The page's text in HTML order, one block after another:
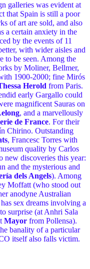
galleries was evident at
that Spain is still a poor
of art are sold, and also
a certain anxiety in the
by the events of 11
with wider aisles and
to be seen. Among the
by Moliner, Bellmer,
1900-2000; fine Mirós
Herold from Paris.
early Gargallo could
magnificent Sauras on
, and a marvellously
de France. For their
Chirino. Outstanding
, Francesc Torres with
quality by Carlos
new discoveries this year:
and the mysterious and
dels Angels). Among
Moffatt (who stood out
anodyne Australian
sex dreams involving a
surprise (at Anhri Sala
Mayor from Pollensa).
banality of a particular
itself also falls victim.